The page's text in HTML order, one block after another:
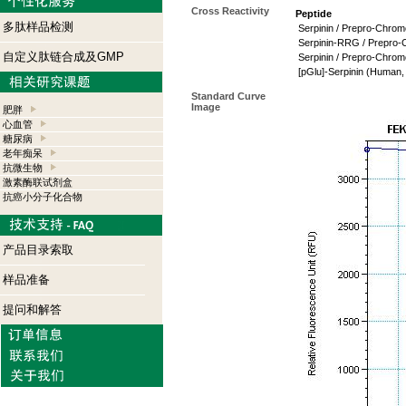
多肽样品检测
自定义肽链合成及GMP
肥胖
心血管
糖尿病
老年痴呆
抗微生物
激素酶联试剂盒
抗癌小分子化合物
产品目录索取
样品准备
提问和解答
Cross Reactivity
Peptide
Serpinin / Prepro-
Serpinin-RRG / Prepro-
Serpinin / Prepro-
[pGlu]-Serpinin
Standard Curve
Image